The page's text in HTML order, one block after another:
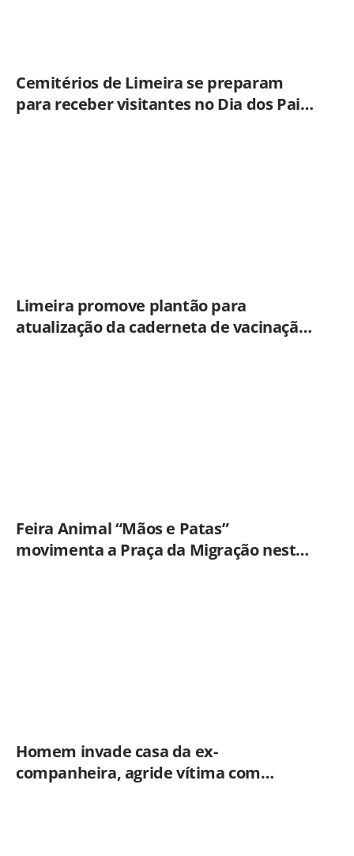
Cemitérios de Limeira se preparam
para receber visitantes no Dia dos Pais;
Limeira promove plantão para
atualização da caderneta de vacinação
Feira Animal “Mãos e Patas”
movimenta a Praça da Migração neste
Homem invade casa da ex-
companheira, agride vítima com